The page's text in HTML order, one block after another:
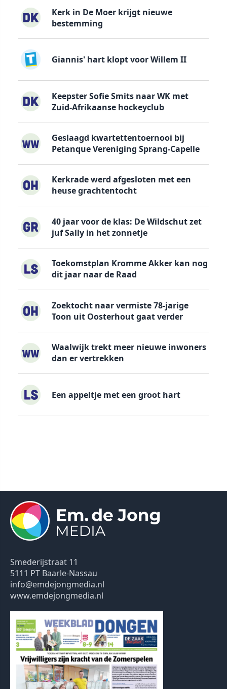
Kerk in De Moer krijgt nieuwe
bestemming
Giannis' hart klopt voor Willem II
Keepster Sofie Smits naar WK met
Zuid-Afrikaanse hockeyclub
Geslaagd kwartettentoernooi bij
Petanque Vereniging Sprang-Capelle
Kerkrade werd afgesloten met een
heuse grachtentocht
40 jaar voor de klas: De Wildschut zet
juf Sally in het zonnetje
Toekomstplan Kromme Akker kan nog
dit jaar naar de Raad
Zoektocht naar vermiste 78-jarige
Toon uit Oosterhout gaat verder
Waalwijk trekt meer nieuwe inwoners
dan er vertrekken
Een appeltje met een groot hart
Smederijstraat 11
5111 PT Baarle-Nassau
info@emdejongmedia.nl
www.emdejongmedia.nl